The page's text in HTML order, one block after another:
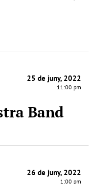
25 de juny, 2022
11:00 pm
Band
26 de juny, 2022
1:00 pm